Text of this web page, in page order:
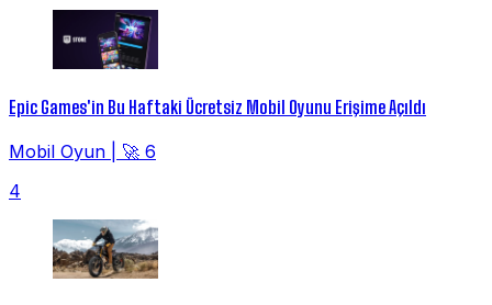
Epic Games'in Bu Haftaki Ücretsiz Mobil Oyunu Erişime Açıldı
Mobil Oyun
🚀 6
4